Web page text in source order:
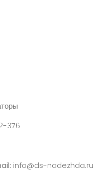
376
info@ds-nadezhda.ru